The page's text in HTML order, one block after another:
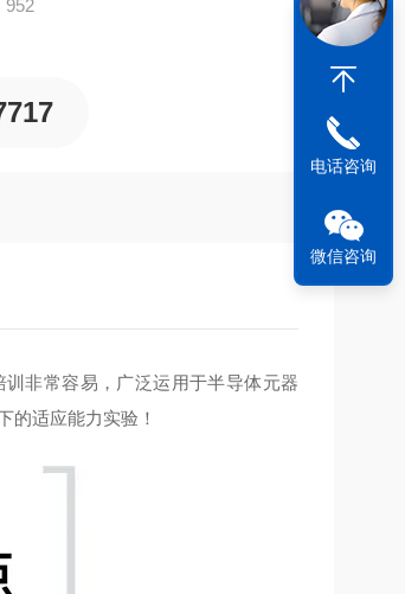
952
非常容易，广泛运用于半导体元器
的适应能力实验！
电话咨询
微信咨询